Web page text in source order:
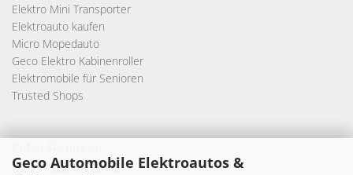
Geco Automobile Elektroautos &
Elektro Mini Transporter
Elektroauto kaufen
Micro Mopedauto
Geco Elektro Kabinenroller
Elektromobile für Senioren
Trusted Shops
0209-380683916